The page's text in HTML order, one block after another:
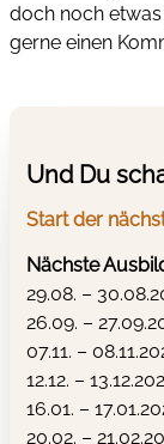
doch noch etwas
gerne einen
Und Du
Start der
Nächste
29.08. –
26.09. –
07.11. –
12.12. –
16.01. –
20.02. –